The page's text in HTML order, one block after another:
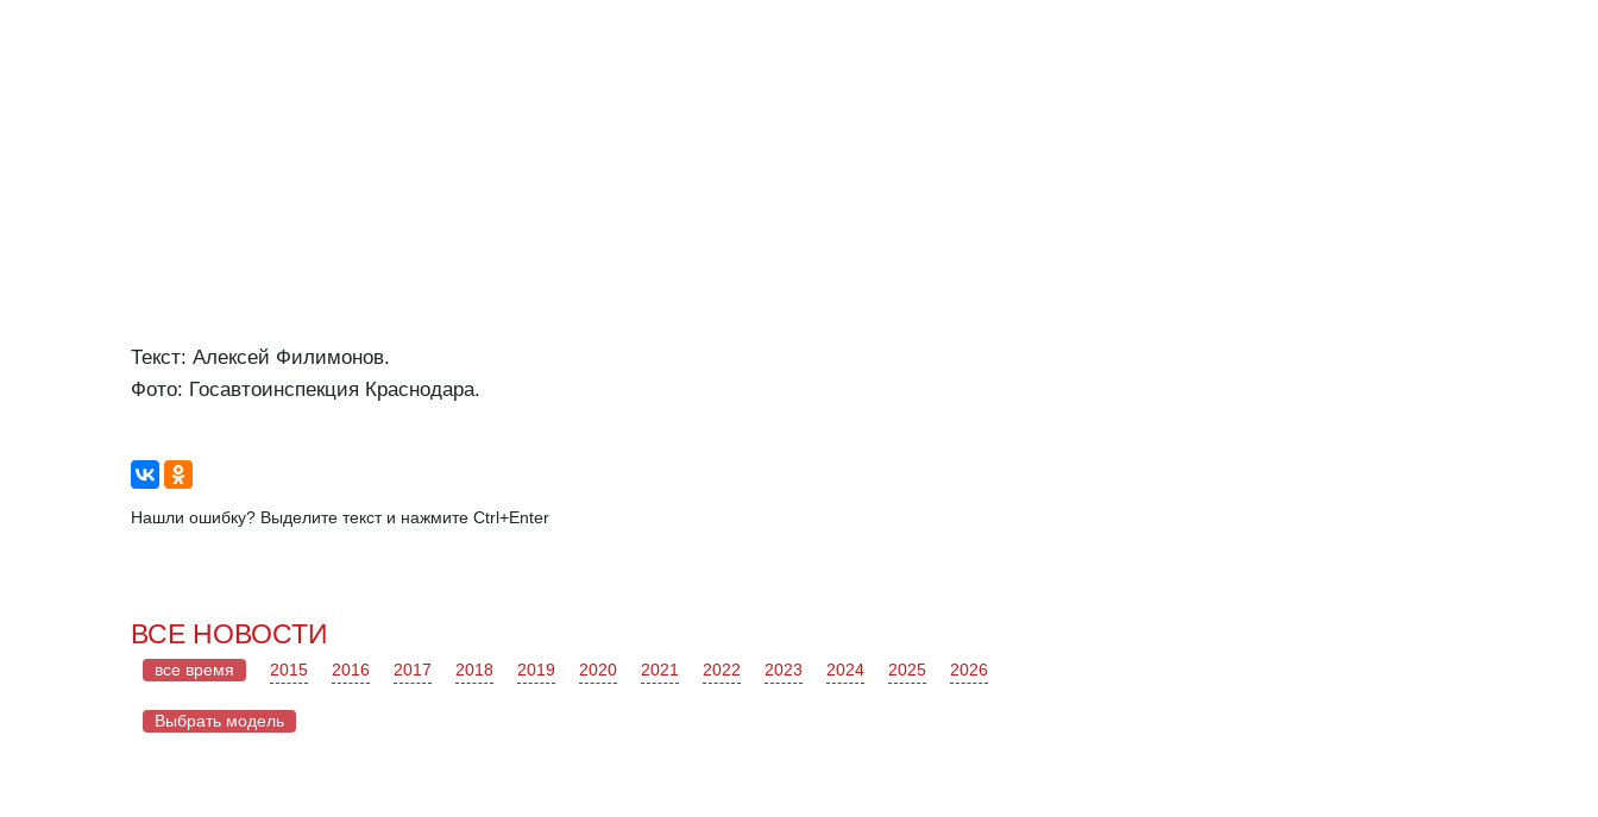
Текст: Алексей Филимонов.
Фото: Госавтоинспекция Краснодара.
Нашли ошибку? Выделите текст и нажмите Ctrl+Enter
ВСЕ НОВОСТИ
все время 2015 2016 2017 2018 2019 2020 2021 2022 2023 2024 2025 2026
Выбрать модель